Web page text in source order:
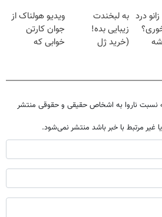
خانگی درد به لبخندت
زیبایی بده!
(خرید ژل
با40%تخفیف)
ویدیو هولناک از
جوان کارتن
خوابی که
نسبت ناروا به اشخاص حقیقی و حقوقی منتشر
غیر مرتبط با خبر باشد منتشر نمی‌شود.